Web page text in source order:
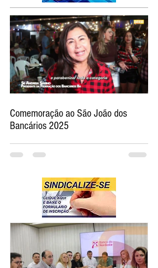
Comemoração ao São João dos
Bancários 2025